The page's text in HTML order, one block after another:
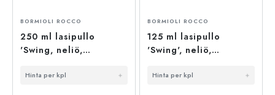
BORMIOLI ROCCO
250 ml lasipullo
'Swing, neliö,
lukituslenkki
Hinta per kpl
BORMIOLI ROCCO
125 ml lasipullo
'Swing', neliö,
saranakorkki
Hinta per kpl